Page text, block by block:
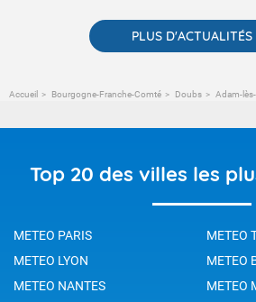
PLUS D'ACTUALITÉS
Accueil Bourgogne-Franche-Comté Doubs Adam-lès-
Top 20 des villes les
METEO PARIS
METEO
METEO LYON
METEO
METEO NANTES
METEO